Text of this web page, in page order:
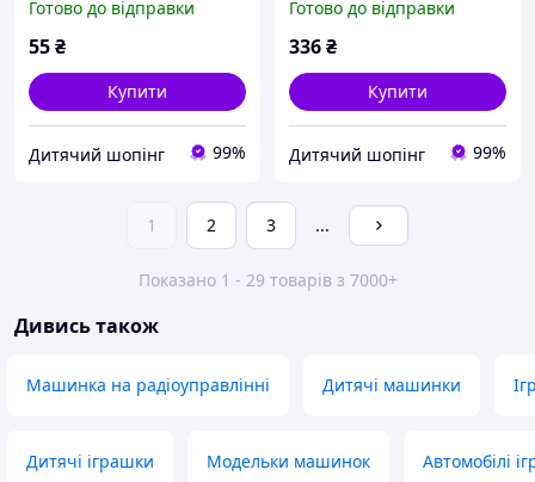
Готово до відправки
55₴
Купити
Дитячий шопінг 99%
великий трактор 50 см
для дітей 40098 Tigres
Готово до відправки
336₴
Купити
Дитячий шопінг 99%
1 2 3 ...
Показано 1 - 29 товарів з 7000+
Дивись також
Машинка на радіоуправлінні Дитячі машинки
Дитячі іграшки Модельки машинок Автомобілі